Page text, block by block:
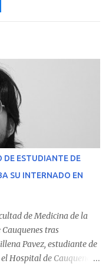
DE ESTUDIANTE DE
SU INTERNADO EN
de Medicina de la
tras
Pavez, estudiante de
Hospital de Cauquenes.